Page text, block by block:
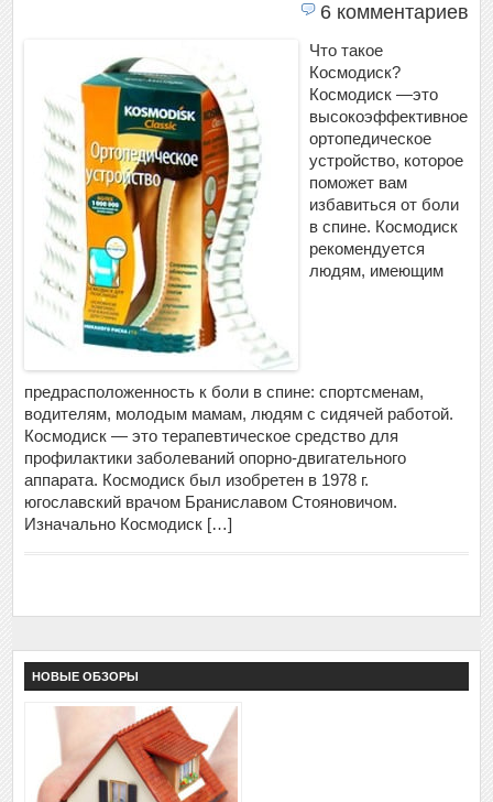
6 комментариев
Что такое
Космодиск?
Космодиск —это
высокоэффективное
ортопедическое
устройство, которое
поможет вам
избавиться от боли
в спине. Космодиск
рекомендуется
людям, имеющим
предрасположенность к боли в спине: спортсменам,
водителям, молодым мамам, людям с сидячей работой.
Космодиск — это терапевтическое средство для
профилактики заболеваний опорно-двигательного
аппарата. Космодиск был изобретен в 1978 г.
югославский врачом Браниславом Стояновичом.
Изначально Космодиск […]
НОВЫЕ ОБЗОРЫ